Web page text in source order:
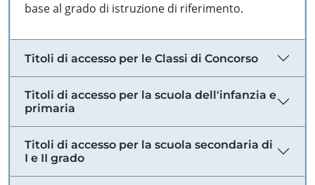
base al grado di istruzione di riferimento.
Titoli di accesso per le Classi di Concorso
Titoli di accesso per la scuola dell'infanzia e
primaria
Titoli di accesso per la scuola secondaria di
I e II grado